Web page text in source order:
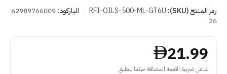
رمز المنتج (SKU):
RFI-OILS-500-ML-GT6U
· الباركود:62989766009
26
21.99
شامل ضريبة القيمة المضافة حيثما ينطبق